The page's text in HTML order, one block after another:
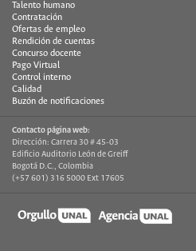
Talento humano
Contratación
Ofertas de empleo
Rendición de cuentas
Concurso docente
Pago Virtual
Control interno
Calidad
Buzón de notificaciones
Contacto página web:
Dirección: Carrera 30 # 45-03
Edificio Auditorio León de Greiff
Bogotá D.C., Colombia
(+57 601) 316 5000 Ext 17605